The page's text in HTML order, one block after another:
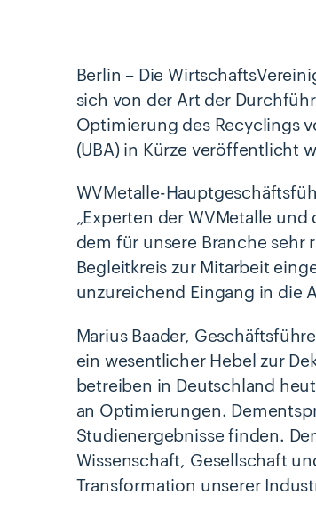
Berlin – Die
sich von der Art der
Optimierung des Recyclings
(UBA) in Kürze veröffentlicht
WVMetalle-
„Experten der WVMetalle
dem für unsere Branche sehr
Begleitkreis zur Mitarbeit
unzureichend Eingang in die
Marius Baader,
ein wesentlicher Hebel zur
betreiben in Deutschland
an Optimierungen.
Studienergebnisse finden.
Wissenschaft, Gesellschaft
Transformation unserer